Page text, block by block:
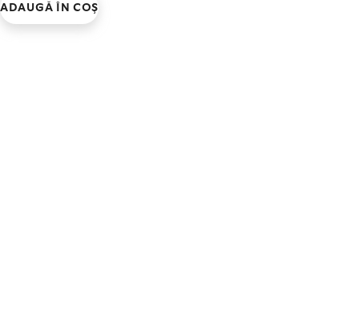
ADAUGĂ ÎN COŞ